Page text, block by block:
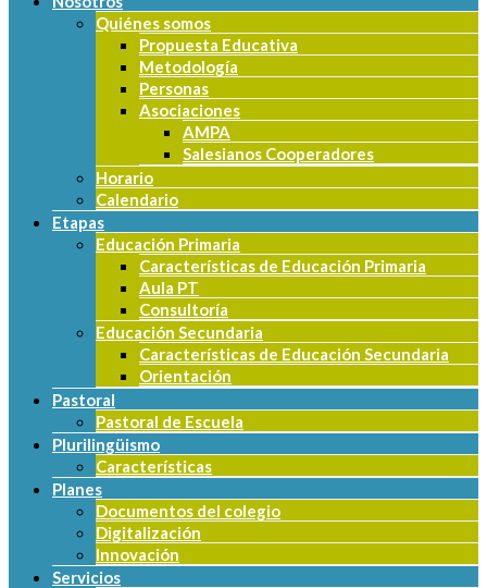
Quiénes somos
Propuesta Educativa
Metodología
Personas
Asociaciones
AMPA
Salesianos Cooperadores
Horario
Calendario
Etapas
Educación Primaria
Características de Educación Primaria
Aula PT
Consultoría
Educación Secundaria
Características de Educación Secundaria
Orientación
Pastoral
Pastoral de Escuela
Plurilingüismo
Características
Planes
Documentos del colegio
Digitalización
Innovación
Servicios